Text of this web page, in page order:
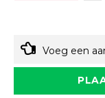
Voeg een